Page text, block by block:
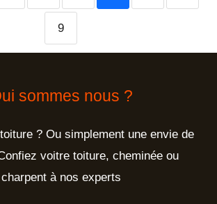
9
sommes nous ?
? Ou simplement une envie de
voitre toiture, cheminée ou
charpent à nos experts